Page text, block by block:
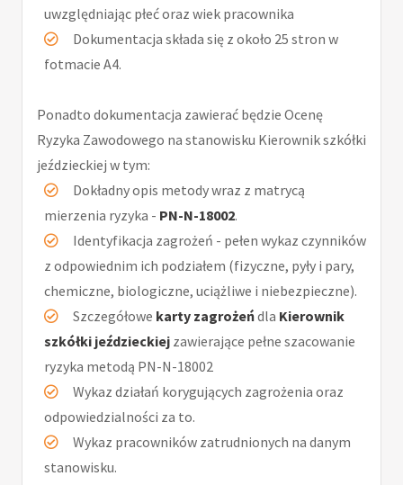
uwzględniając płeć oraz wiek pracownika
Dokumentacja składa się z około 25 stron w
fotmacie A4.
Ponadto dokumentacja zawierać będzie Ocenę
Ryzyka Zawodowego na stanowisku Kierownik szkółki
jeździeckiej w tym:
Dokładny opis metody wraz z matrycą
mierzenia ryzyka - PN-N-18002.
Identyfikacja zagrożeń - pełen wykaz czynników
z odpowiednim ich podziałem (fizyczne, pyły i pary,
chemiczne, biologiczne, uciążliwe i niebezpieczne).
Szczegółowe karty zagrożeńdla Kierownik
szkółki jeździeckiej zawierające pełne szacowanie
ryzyka metodą PN-N-18002
Wykaz działań korygujących zagrożenia oraz
odpowiedzialności za to.
Wykaz pracowników zatrudnionych na danym
stanowisku.